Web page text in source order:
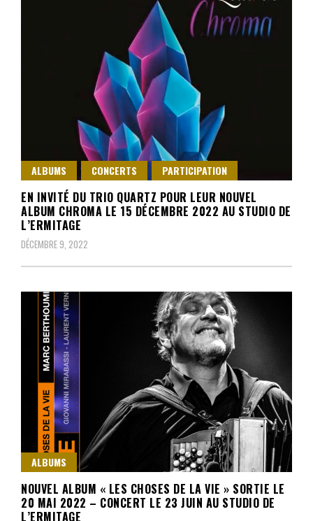
ALBUMS CONCERTS PARTICIPATION
EN INVITÉ DU TRIO QUARTZ POUR LEUR NOUVEL
ALBUM CHROMA LE 15 DÉCEMBRE 2022 AU STUDIO DE
L’ERMITAGE
DÉCEMBRE 9, 2022
ALBUMS
NOUVEL ALBUM « LES CHOSES DE LA VIE » SORTIE LE
20 MAI 2022 – CONCERT LE 23 JUIN AU STUDIO DE
L’ERMITAGE